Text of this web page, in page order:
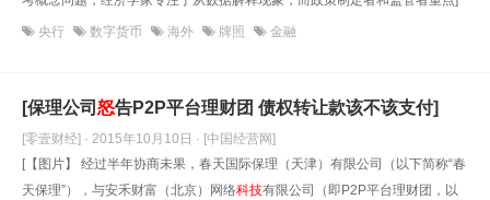
央行 数字货币 海外 牌照 金融
[保理公司 怒告P2P平台理财团 债权转让款该不该支付]
[零壹财经] · 2015年10月10日 · [中国经营网]
[【图片】 经过半年协商未果，春天国际保理（天津）有限公司（以下简称“春
天保理”），与安禾财富（北京）网络科技有限公司（即P2P平台理财团，以